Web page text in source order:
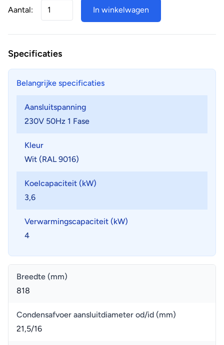
Aantal: In winkelwagen
Specificaties
Belangrijke specificaties
Aansluitspanning
230V 50Hz 1 Fase
Kleur
Wit (RAL 9016)
Koelcapaciteit (kW)
3,6
Verwarmingscapaciteit (kW)
4
Breedte (mm)
818
Condensafvoer aansluitdiameter od/id (mm)
21,5/16